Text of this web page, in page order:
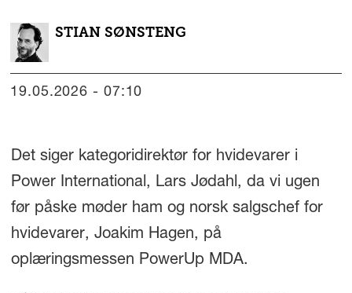
STIAN SØNSTENG
19.05.2026 - 07:10
Det siger kategoridirektør for hvidevarer i
Power International, Lars Jødahl, da vi ugen
før påske møder ham og norsk salgschef for
hvidevarer, Joakim Hagen, på
oplæringsmessen PowerUp MDA.